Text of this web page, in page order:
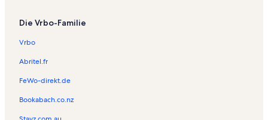
Die Vrbo-Familie
Vrbo
Abritel.fr
FeWo-direkt.de
Bookabach.co.nz